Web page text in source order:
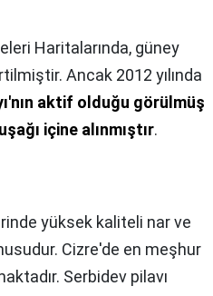
Haritalarında, güney
Ancak 2012 yılında
aktif olduğu görülmüş
içine alınmıştır.
yüksek kaliteli nar ve
Cizre'de en meşhur
Serbidev pilavı